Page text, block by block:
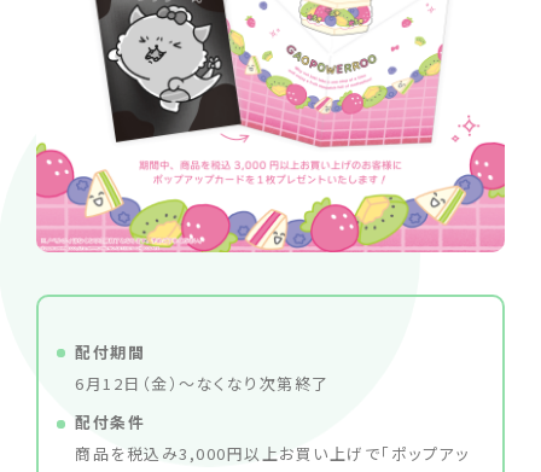
配付期間
6月12日（金）〜なくなり次第終了
配付条件
商品を税込み3,000円以上お買い上げで「ポップアッ